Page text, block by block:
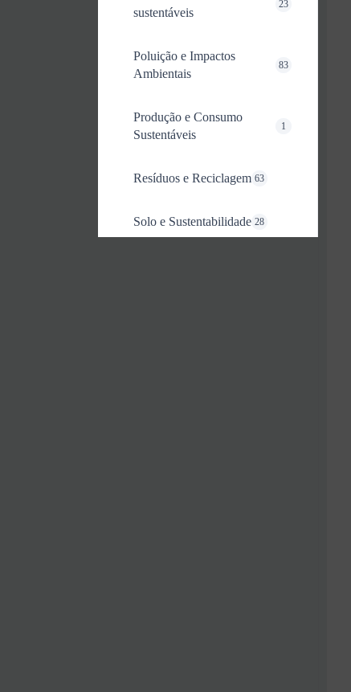
sustentáveis
23
Poluição e Impactos
Ambientais
83
Produção e Consumo
Sustentáveis
1
Resíduos e Reciclagem 63
Solo e Sustentabilidade 28